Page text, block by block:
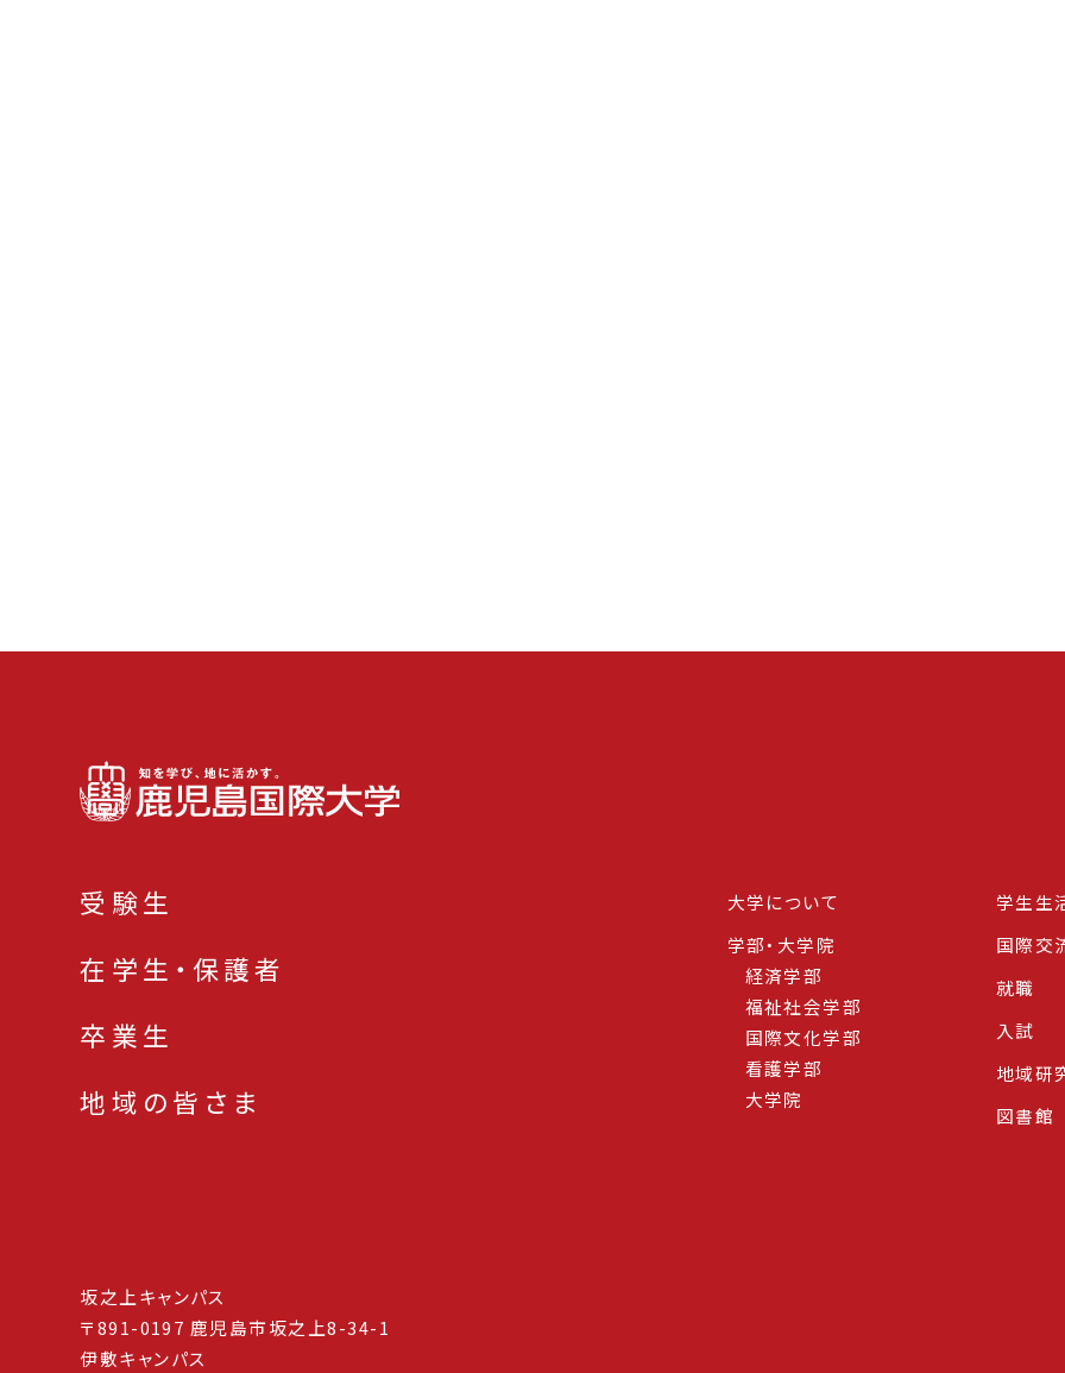
受験生
在学生・保護者
卒業生
地域の皆さま
大学について
学部・大学院
経済学部
福祉社会学部
国際文化学部
看護学部
大学院
学生生
国際交
就職
入試
地域研
図書館
坂之上キャンパス
〒891-0197 鹿児島市坂之上8-34-1
伊敷キャンパス